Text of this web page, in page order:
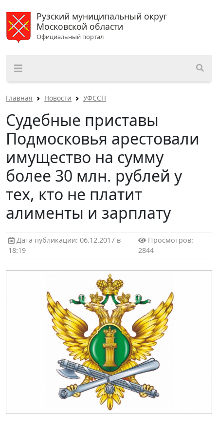
Рузский муниципальный округ
Московской области
Официальный портал
Главная Новости УФССП
Судебные приставы
Подмосковья арестовали
имущество на сумму
более 30 млн. рублей у
тех, кто не платит
алименты и зарплату
Дата публикации: 06.12.2017 в
18:19
Просмотров:
2844